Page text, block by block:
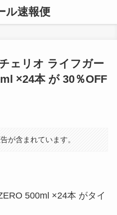
ル速報便
ェリオ ライフガー
×24本 が 30％OFF
が含まれています。
500ml ×24本 がタイ